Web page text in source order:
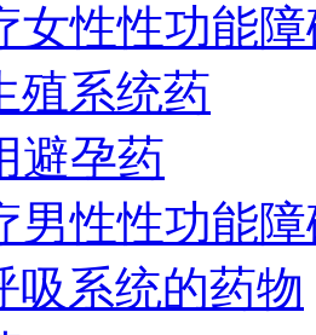
女性性功能
殖系统药
避孕药
男性性功能
吸系统的药物